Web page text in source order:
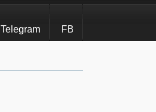
Telegram FB